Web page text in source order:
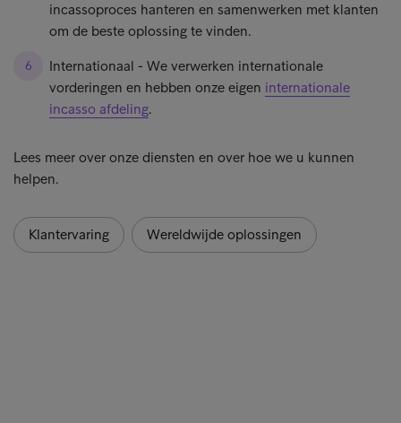
incassoproces hanteren en samenwerken met klanten
om de beste oplossing te vinden.
Internationaal - We verwerken internationale
vorderingen en hebben onze eigen internationale
incasso afdeling.
Lees meer over onze diensten en over hoe we u kunnen
helpen.
Klantervaring Wereldwijde oplossingen